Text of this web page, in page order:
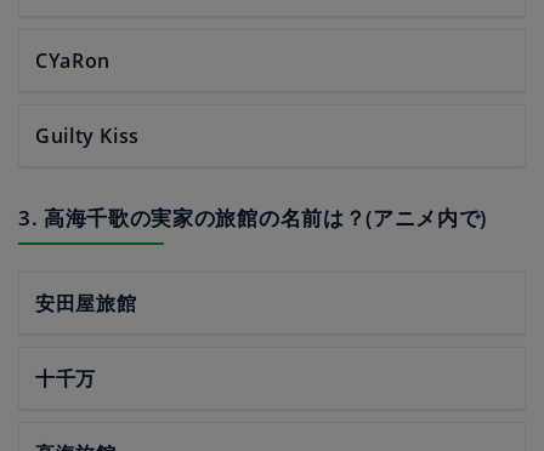
CYaRon
Guilty Kiss
3. 高海千歌の実家の旅館の名前は？(アニメ内で)
安田屋旅館
十千万